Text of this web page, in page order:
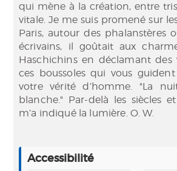
qui mène à la création, entre
vitale. Je me suis promené sur
Paris, autour des phalanstères
écrivains, il goûtait aux
Haschichins en déclamant des
ces boussoles qui vous
votre vérité d’homme. "La
blanche." Par-delà les siècles
m’a indiqué la lumière. O. W.
Accessibilité